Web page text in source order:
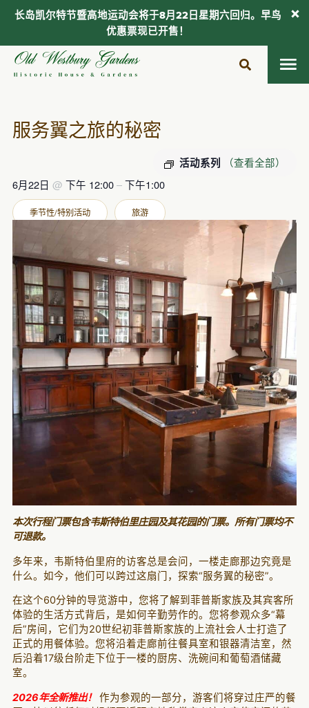
服务翼之旅的秘密
活动系列
（查看全部）
6月22日 @ 下午 12:00–下午1:00
季节性/特别活动 旅游
本次行程门票包含韦斯特伯里庄园及其花园的门票。所有门票均不
可退款。
多年来，韦斯特伯里府的访客总是会问，一楼走廊那边究竟是
什么。如今，他们可以跨过这扇门，探索“服务翼的秘密”。
在这个60分钟的导览游中，您将了解到菲普斯家族及其宾客所
体验的生活方式背后，是如何辛勤劳作的。您将参观众多“幕
后”房间，它们为20世纪初菲普斯家族的上流社会人士打造了
正式的用餐体验。您将沿着走廊前往餐具室和银器清洁室，然
后沿着17级台阶走下位于一楼的厨房、洗碗间和葡萄酒储藏
室。
2026年全新推出！ 作为参观的一部分，游客们将穿过庄严的餐
长岛凯尔特节暨高地运动会将于8月22日星期六回归。早鸟
优惠票现已开售！